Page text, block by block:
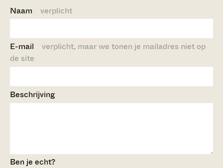
Naam verplicht
E-mail verplicht, maar we tonen je mailadres niet op
de site
Beschrijving
Ben je echt?